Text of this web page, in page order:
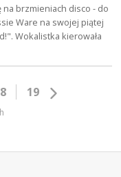
na brzmieniach disco - do
Ware na swojej piątej
Wokalistka kierowała
19